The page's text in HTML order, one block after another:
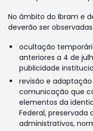
No âmbito do Ibram e
deverão ser
ocultação
anteriores a 4 de
publicidade
revisão e
comunicação que
elementos da
Federal,
administrativos,